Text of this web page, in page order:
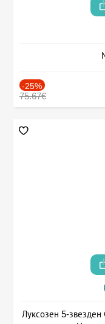
-25%
75.67€
Луксозен 5-